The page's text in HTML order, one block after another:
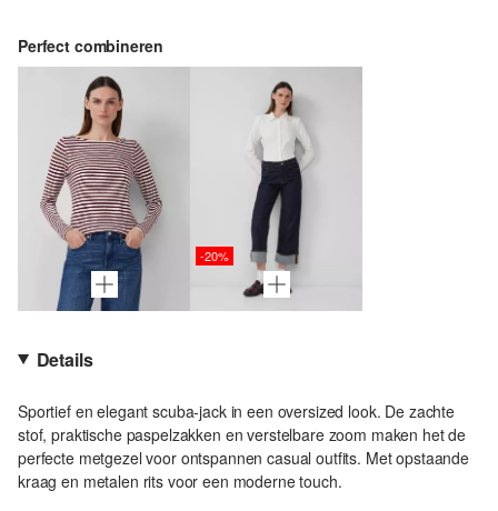
Perfect combineren
-20%
Details
Sportief en elegant scuba-jack in een oversized look. De zachte
stof, praktische paspelzakken en verstelbare zoom maken het de
perfecte metgezel voor ontspannen casual outfits. Met opstaande
kraag en metalen rits voor een moderne touch.